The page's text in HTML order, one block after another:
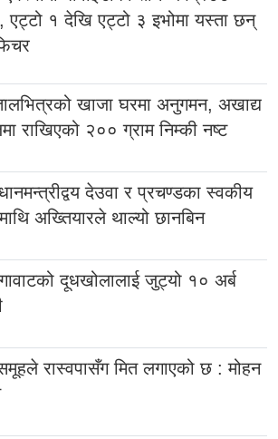
एट्टो १ देखि एट्टो ३ इभोमा यस्ता छन्
खाजा घरमा अनुगमन, अखाद्य
राखिएको २०० ग्राम निम्की नष्ट
देउवा र प्रचण्डका स्वकीय
अख्तियारले थाल्यो छानबिन
दूधखोलालाई जुट्यो १० अर्ब
रास्वपासँग मित लगाएको छ : मोहन